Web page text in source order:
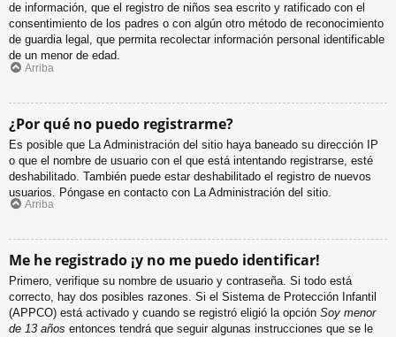
de información, que el registro de niños sea escrito y ratificado con el
consentimiento de los padres o con algún otro método de reconocimiento
de guardia legal, que permita recolectar información personal identificable
de un menor de edad.
Arriba
¿Por qué no puedo registrarme?
Es posible que La Administración del sitio haya baneado su dirección IP
o que el nombre de usuario con el que está intentando registrarse, esté
deshabilitado. También puede estar deshabilitado el registro de nuevos
usuarios. Póngase en contacto con La Administración del sitio.
Arriba
Me he registrado ¡y no me puedo identificar!
Primero, verifique su nombre de usuario y contraseña. Si todo está
correcto, hay dos posibles razones. Si el Sistema de Protección Infantil
(APPCO) está activado y cuando se registró eligió la opción Soy menor
de 13 años entonces tendrá que seguir algunas instrucciones que se le